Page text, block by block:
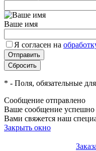
Ваше имя
Я согласен на
* - Поля, обязательные
Сообщение отправлено
Ваше сообщение успешно
Вами свяжется наш
Закрыть окно